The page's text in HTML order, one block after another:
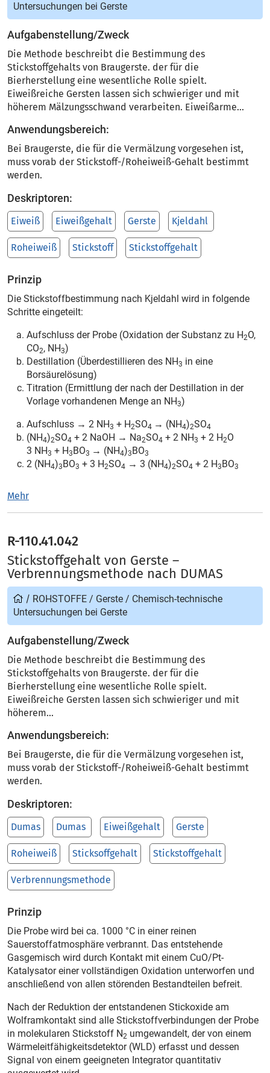
Untersuchungen bei Gerste
Aufgabenstellung/Zweck
Die Methode beschreibt die Bestimmung des
Stickstoffgehalts von Braugerste. der für die
Bierherstellung eine wesentliche Rolle spielt.
Eiweißreiche Gersten lassen sich schwieriger und mit
höherem Mälzungsschwand verarbeiten. Eiweißarme...
Anwendungsbereich:
Bei Braugerste, die für die Vermälzung vorgesehen ist,
muss vorab der Stickstoff-/Roheiweiß-Gehalt bestimmt
werden.
Deskriptoren:
Eiweiß Eiweißgehalt Gerste Kjeldahl
Roheiweiß Stickstoff Stickstoffgehalt
Prinzip
Die Stickstoffbestimmung nach Kjeldahl wird in folgende
Schritte eingeteilt:
Aufschluss der Probe (Oxidation der Substanz zu H2O,
CO2, NH3)
Destillation (Überdestillieren des NH3 in eine
Borsäurelösung)
Titration (Ermittlung der nach der Destillation in der
Vorlage vorhandenen Menge an NH3)
Aufschluss → 2 NH3 + H2SO4 → (NH4)2SO4
(NH4)2SO4 + 2 NaOH → Na2SO4 + 2 NH3 + 2 H2O
3 NH3 + H3BO3 → (NH4)3BO3
2 (NH4)3BO3 + 3 H2SO4 → 3 (NH4)2SO4 + 2 H3BO3
Mehr
R-110.41.042
Stickstoffgehalt von Gerste –
Verbrennungsmethode nach DUMAS
/ ROHSTOFFE / Gerste / Chemisch-technische
Untersuchungen bei Gerste
Aufgabenstellung/Zweck
Die Methode beschreibt die Bestimmung des
Stickstoffgehalts von Braugerste. der für die
Bierherstellung eine wesentliche Rolle spielt.
Eiweißreiche Gersten lassen sich schwieriger und mit
höherem...
Anwendungsbereich:
Bei Braugerste, die für die Vermälzung vorgesehen ist,
muss vorab der Stickstoff-/Roheiweiß-Gehalt bestimmt
werden.
Deskriptoren:
Dumas Dumas Eiweißgehalt Gerste
Roheiweiß Sticksoffgehalt Stickstoffgehalt
Verbrennungsmethode
Prinzip
Die Probe wird bei ca. 1000 °C in einer reinen
Sauerstoffatmosphäre verbrannt. Das entstehende
Gasgemisch wird durch Kontakt mit einem CuO/Pt-
Katalysator einer vollständigen Oxidation unterworfen und
anschließend von allen störenden Bestandteilen befreit.
Nach der Reduktion der entstandenen Stickoxide am
Wolframkontakt sind alle Stickstoffverbindungen der Probe
in molekularen Stickstoff N2 umgewandelt, der von einem
Wärmeleitfähigkeitsdetektor (WLD) erfasst und dessen
Signal von einem geeigneten Integrator quantitativ